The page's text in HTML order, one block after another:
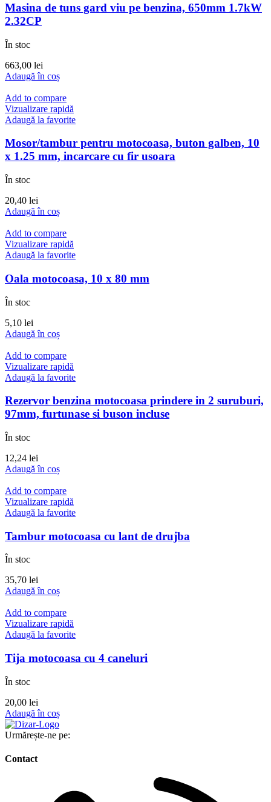
Masina de tuns gard viu pe benzina, 650mm 1.7kW
2.32CP
În stoc
663,00 lei
Adaugă în coș
Add to compare
Vizualizare rapidă
Adaugă la favorite
Mosor/tambur pentru motocoasa, buton galben, 10
x 1.25 mm, incarcare cu fir usoara
În stoc
20,40 lei
Adaugă în coș
Add to compare
Vizualizare rapidă
Adaugă la favorite
Oala motocoasa, 10 x 80 mm
În stoc
5,10 lei
Adaugă în coș
Add to compare
Vizualizare rapidă
Adaugă la favorite
Rezervor benzina motocoasa prindere in 2 suruburi,
97mm, furtunase si buson incluse
În stoc
12,24 lei
Adaugă în coș
Add to compare
Vizualizare rapidă
Adaugă la favorite
Tambur motocoasa cu lant de drujba
În stoc
35,70 lei
Adaugă în coș
Add to compare
Vizualizare rapidă
Adaugă la favorite
Tija motocoasa cu 4 caneluri
În stoc
20,00 lei
Adaugă în coș
Urmărește-ne pe:
Contact